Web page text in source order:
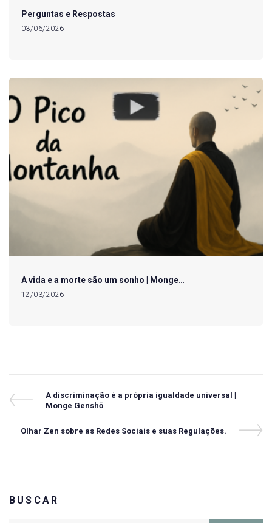
Perguntas e Respostas
03/06/2026
A vida e a morte são um sonho | Monge…
12/03/2026
Navegação
Post
Previous
Post
A discriminação é a própria igualdade universal |
Monge Genshō
Next
Olhar Zen sobre as Redes Sociais e suas Regulações.
BUSCAR